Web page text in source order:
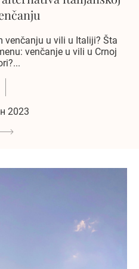
venčanju u vili u Italiji? Šta
venčanje u vili u Crnoj
2023